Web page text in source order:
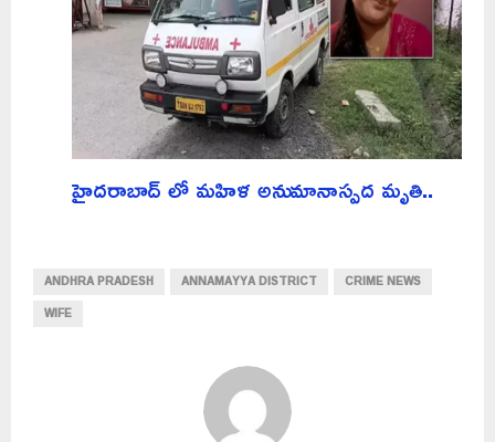
హైదరాబాద్ లో మహిళ అనుమానాస్పద మృతి..
ANDHRA PRADESH ANNAMAYYA DISTRICT
CRIME NEWS
WIFE